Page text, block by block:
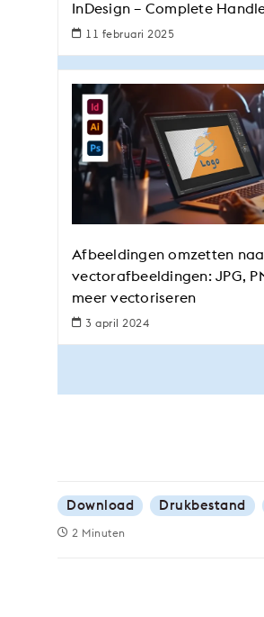
InDesign – Complete
11 februari 2025
Afbeeldingen omzetten
vectorafbeeldingen: JPG,
meer vectoriseren
3 april 2024
Download Drukbestand
2 Minuten